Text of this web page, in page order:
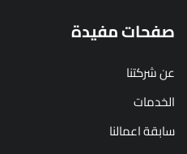
صفحات مفيدة
عن شركتنا
الخدمات
سابقة اعمالنا